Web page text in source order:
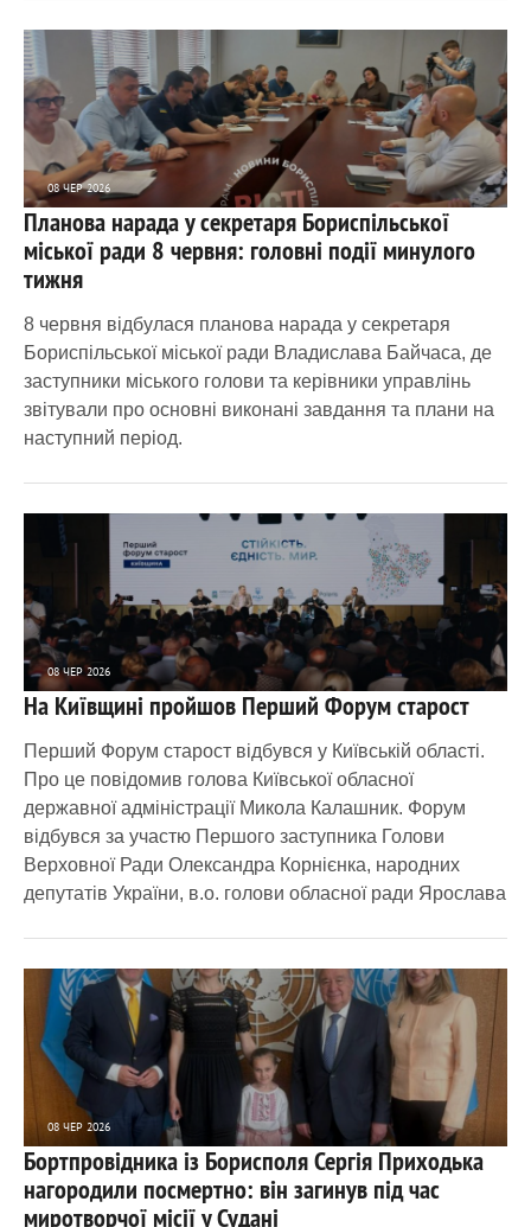
08 ЧЕР 2026
3 001 0
Планова нарада у секретаря Бориспільської
міської ради 8 червня: головні події минулого
тижня
8 червня відбулася планова нарада у секретаря
Бориспільської міської ради Владислава Байчаса, де
заступники міського голови та керівники управлінь
звітували про основні виконані завдання та плани на
наступний період.
08 ЧЕР 2026
1 233 0
На Київщині пройшов Перший Форум старост
Перший Форум старост відбувся у Київській області.
Про це повідомив голова Київської обласної
державної адміністрації Микола Калашник. Форум
відбувся за участю Першого заступника Голови
Верховної Ради Олександра Корнієнка, народних
депутатів України, в.о. голови обласної ради Ярослава
08 ЧЕР 2026
3 307 0
Бортпровідника із Борисполя Сергія Приходька
нагородили посмертно: він загинув під час
миротворчої місії у Судані